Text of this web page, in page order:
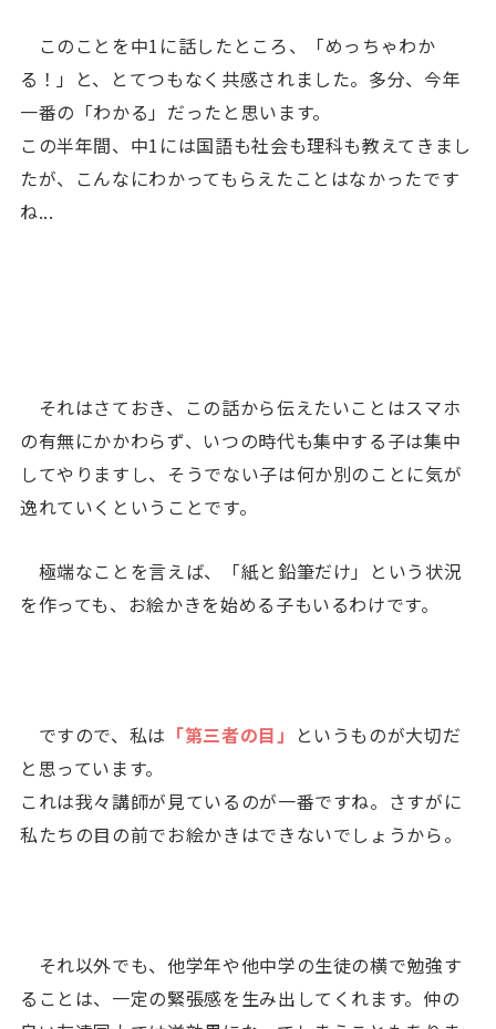
このことを中1 に話したところ、「めっちゃわか
る！」と、とてつもなく共感されました。多分、今年
一番の「わかる」だったと思います。
この半年間、中1 には国語も社会も理科も教えてきまし
たが、こんなにわかってもらえたことはなかったです
ね...
それはさておき、この話から伝えたいことはスマホ
の有無にかかわらず、いつの時代も集中する子は集中
してやりますし、そうでない子は何か別のことに気が
逸れていくということです。
極端なことを言えば、「紙と鉛筆だけ」という状況
を作っても、お絵かきを始める子もいるわけです。
ですので、私は 「第三者の目」 というものが大切だ
と思っています。
これは我々講師が見ているのが一番ですね。さすがに
私たちの目の前でお絵かきはできないでしょうから。
それ以外でも、他学年や他中学の生徒の横で勉強す
ることは、一定の緊張感を生み出してくれます。仲の